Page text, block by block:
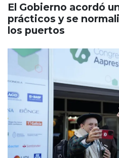
El Gobierno acordó
prácticos y se
los puertos